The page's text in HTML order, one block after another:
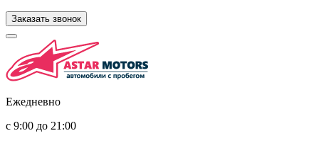
Заказать звонок
Ежедневно
с 9:00 до 21:00